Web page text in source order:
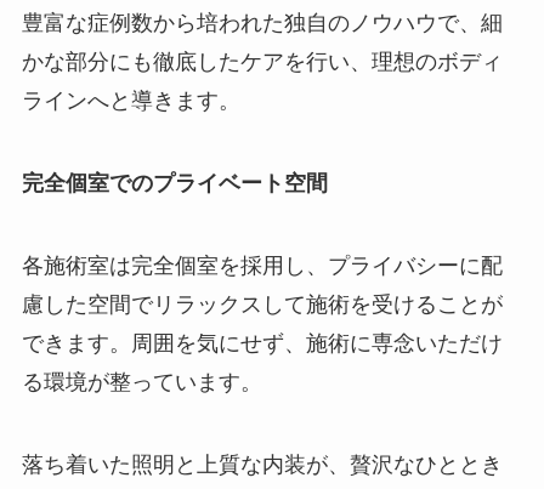
豊富な症例数から培われた独自のノウハウで、細
かな部分にも徹底したケアを行い、理想のボディ
ラインへと導きます。
完全個室でのプライベート空間
各施術室は完全個室を採用し、プライバシーに配
慮した空間でリラックスして施術を受けることが
できます。周囲を気にせず、施術に専念いただけ
る環境が整っています。
落ち着いた照明と上質な内装が、贅沢なひととき